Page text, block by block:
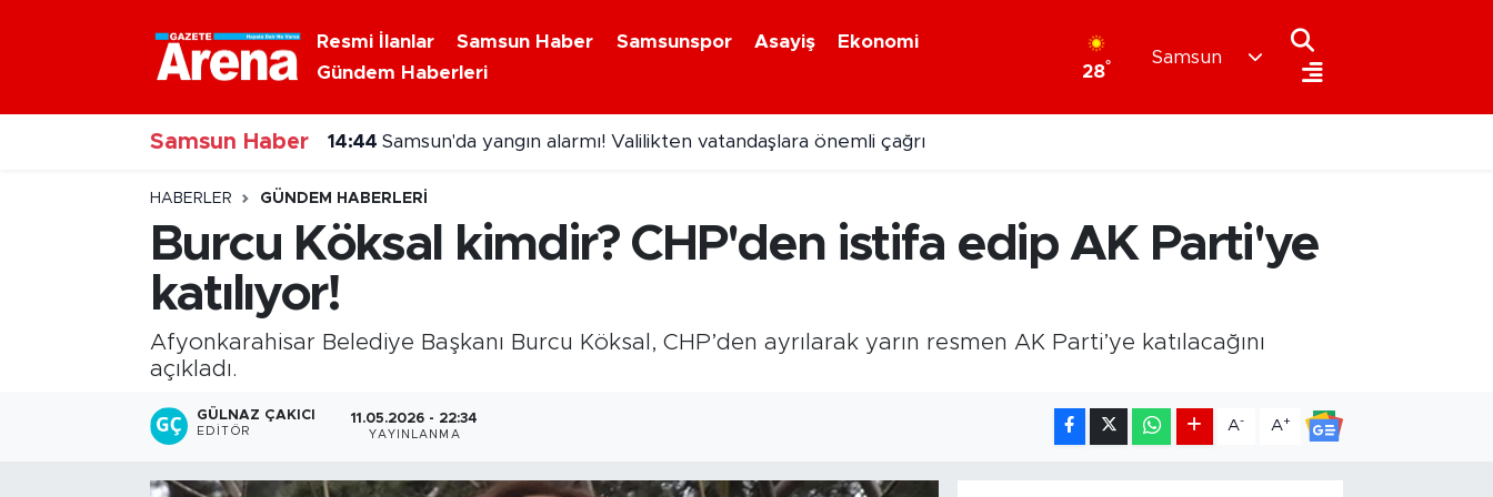
Resmi İlanlar Samsun Haber Samsunspor Asayiş
Ekonomi
Gündem Haberleri
28°
Samsun
Samsun Haber 14:44 Samsun'da yangın alarmı! Valilikten vatandaşlara önemli çağrı
HABERLER GÜNDEM HABERLERI
Burcu Köksal kimdir? CHP'den istifa edip AK Parti'ye
katılıyor!
Afyonkarahisar Belediye Başkanı Burcu Köksal, CHP’den ayrılarak yarın resmen AK Parti’ye katılacağını
açıkladı.
GÜLNAZ ÇAKICI
EDITÖR
11.05.2026 - 22:34
YAYINLANMA
A- A+
Nöbetçi Eczaneler
Hava Durumu
Samsun Namaz Vakitleri
Trafik Durumu
Süper Lig Puan Durumu ve Fikstür
Tüm Manşetler
Son Dakika Haberleri
Haber Arşivi